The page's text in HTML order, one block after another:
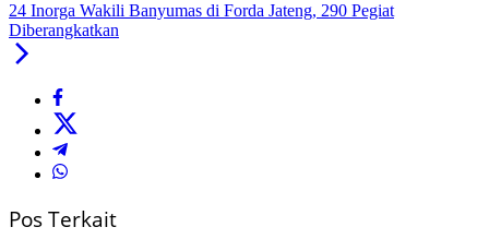
24 Inorga Wakili Banyumas di Forda Jateng, 290 Pegiat
Diberangkatkan
Pos Terkait